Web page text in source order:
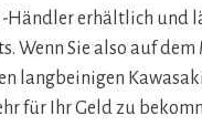
-Händler erhältlich und
Wenn Sie also auf
langbeinigen
für Ihr Geld zu